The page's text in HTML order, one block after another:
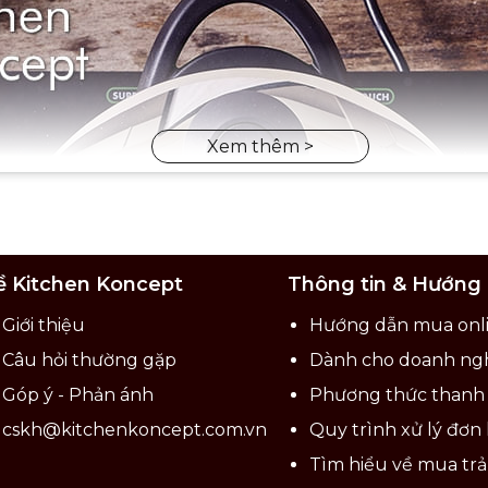
Kitchen Koncept
Giới thiệu
Câu hỏi thường gặp
Góp ý - Phản ánh
cskh@kitchenkoncept.com.vn
Thông tin & Hướng
Hướng dẫn mua
Dành cho doanh
Phương thức thanh
Quy trình xử lý đơn
Tìm hiểu về mua